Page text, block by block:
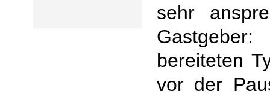
sehr
bereiteten
vor der